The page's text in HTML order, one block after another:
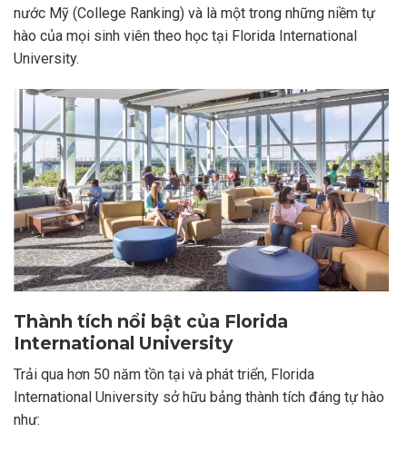
nước Mỹ (College Ranking) và là một trong những niềm tự
hào của mọi sinh viên theo học tại Florida International
University.
Thành tích nổi bật của Florida
International University
Trải qua hơn 50 năm tồn tại và phát triển, Florida
International University sở hữu bảng thành tích đáng tự hào
như: